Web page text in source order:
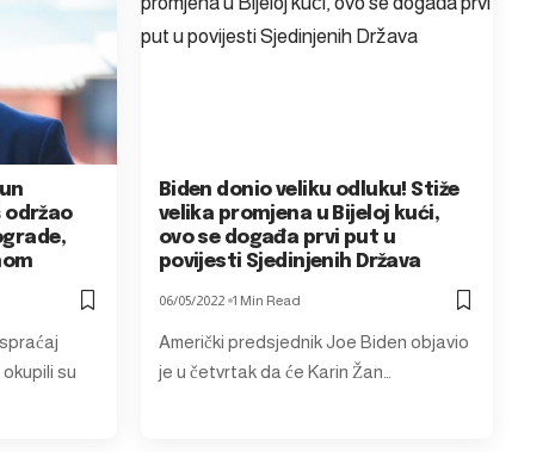
održao
su
Biden donio veliku odluku! Stiže
velika promjena u Bijeloj kući,
ovo se događa prvi put u
povijesti Sjedinjenih Država
06/05/2022 1 Min Read
Američki predsjednik Joe Biden objavio
je u četvrtak da će Karin Žan…